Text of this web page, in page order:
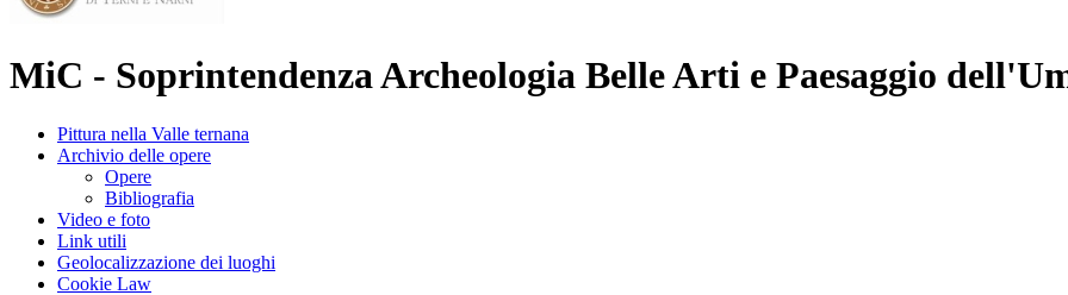
MiC - Soprintendenza Archeologia Belle Arti e Paesaggio
Pittura nella Valle ternana
Archivio delle opere
Opere
Bibliografia
Video e foto
Link utili
Geolocalizzazione dei luoghi
Cookie Law